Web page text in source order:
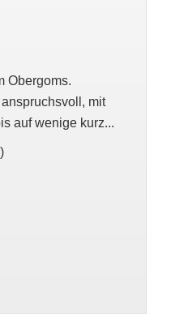
Obergoms.
mit
auf wenige kurz...